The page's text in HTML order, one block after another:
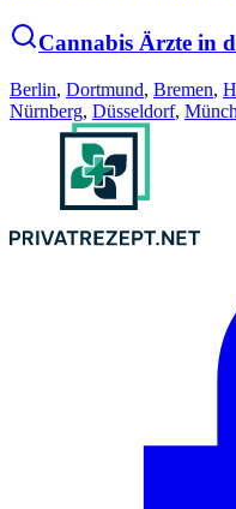
Cannabis Ärzte in
Berlin, Dortmund, Bremen,
Nürnberg, Düsseldorf,